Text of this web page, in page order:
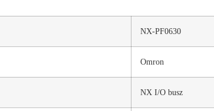
NX-PF0630
Omron
NX I/O busz